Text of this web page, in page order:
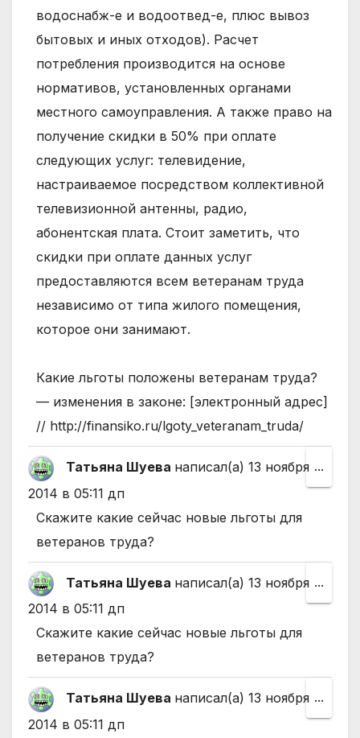
водоснабж-е и водоотвед-е, плюс вывоз
бытовых и иных отходов). Расчет
потребления производится на основе
нормативов, установленных органами
местного самоуправления. А также право на
получение скидки в 50% при оплате
следующих услуг: телевидение,
настраиваемое посредством коллективной
телевизионной антенны, радио,
абонентская плата. Стоит заметить, что
скидки при оплате данных услуг
предоставляются всем ветеранам труда
независимо от типа жилого помещения,
которое они занимают.
Какие льготы положены ветеранам труда?
— изменения в законе: [электронный адрес]
// http://finansiko.ru/lgoty_veteranam_truda/
Татьяна Шуева написал(а) 13 ноября
2014 в 05:11 дп
Скажите какие сейчас новые льготы для
ветеранов труда?
...
этот
Татьяна Шуева написал(а) 13 ноября
2014 в 05:11 дп
Скажите какие сейчас новые льготы для
ветеранов труда?
...
этот
Татьяна Шуева написал(а) 13 ноября
2014 в 05:11 дп
...
этот